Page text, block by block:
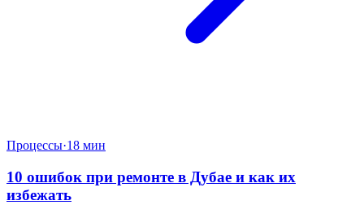
Процессы·18 мин
10 ошибок при ремонте в Дубае и как их
избежать